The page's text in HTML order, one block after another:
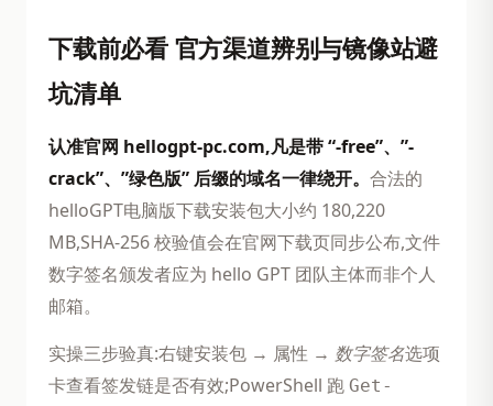
下载前必看 官方渠道辨别与镜像站避
坑清单
认准官网 hellogpt-pc.com,凡是带 “-free”、”-
crack”、”绿色版” 后缀的域名一律绕开。 合法的
helloGPT电脑版下载安装包大小约 180,220
MB,SHA-256 校验值会在官网下载页同步公布,文件
数字签名颁发者应为 hello GPT 团队主体而非个人
邮箱。
实操三步验真:右键安装包 → 属性 → 数字签名选项
卡查看签发链是否有效;PowerShell 跑 Get-